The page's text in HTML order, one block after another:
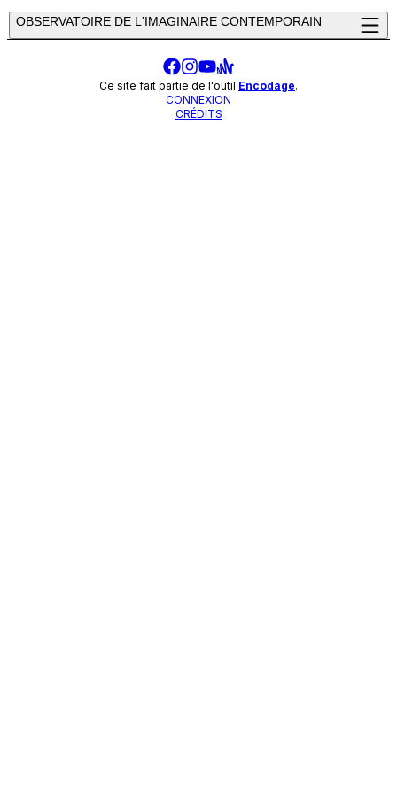
OBSERVATOIRE DE L'IMAGINAIRE CONTEMPORAIN
Ce site fait partie de l'outil Encodage.
CONNEXION
CRÉDITS